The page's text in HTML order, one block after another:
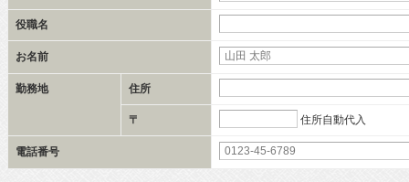
役職名
お名前
勤務地 住所
〒 住所自動代入
電話番号